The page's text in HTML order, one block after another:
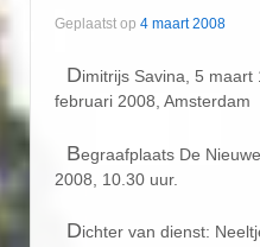
Geplaatst op 4 maart 2008
Dimitrijs Savina, 5
februari 2008, Amsterdam
Begraafplaats De
2008, 10.30 uur.
Dichter van dienst: